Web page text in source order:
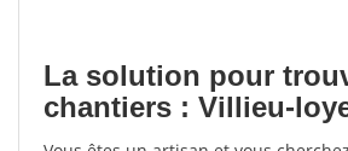
La solution pour
chantiers : Villieu-